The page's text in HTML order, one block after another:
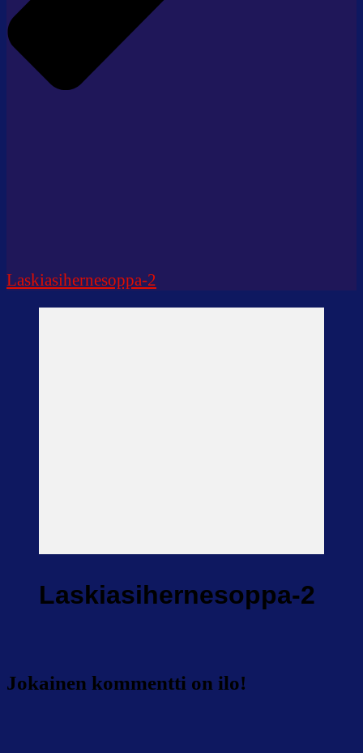
Laskiasihernesoppa-2
Laskiasihernesoppa-2
Jokainen kommentti on ilo!